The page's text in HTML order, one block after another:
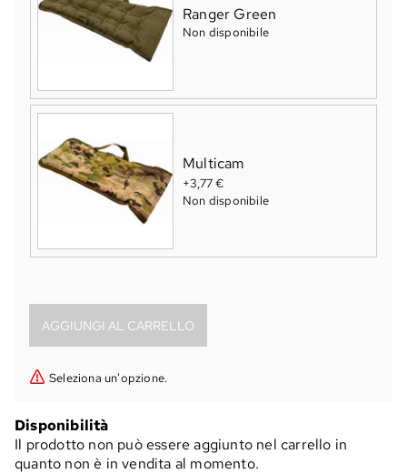
Ranger Green
Non disponibile
Multicam
+3,77 €
Non disponibile
Seleziona un'opzione.
Disponibilità
Il prodotto non può essere aggiunto nel carrello in
quanto non è in vendita al momento.